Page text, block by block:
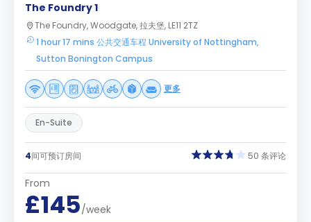
The Foundry 1
The Foundry, Woodgate, 拉夫堡, LE11 2TZ
1 hour 17 mins 公共交通车程 University of Nottingham,
Sutton Bonington Campus
更多
En-Suite
4间可预订房间 50 条评论
From
£145/week